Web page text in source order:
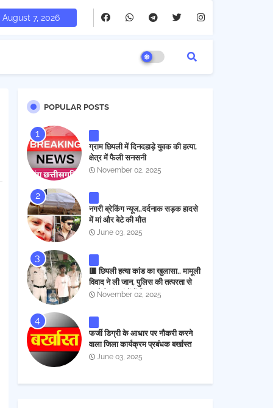
August 7, 2026
POPULAR POSTS
ग्राम छिपली में दिनदहाड़े युवक की हत्या,
क्षेत्र में फैली सनसनी
November 02, 2025
नगरी ब्रेकिंग न्यूज..दर्दनाक सड़क हादसे
में मां और बेटे की मौत
June 03, 2025
🟥 छिपली हत्या कांड का खुलासा.. मामूली
विवाद ने ली जान, पुलिस की तत्परता से
आरोपी चंद घंटों में गिरफ्तार
November 02, 2025
फर्जी डिग्री के आधार पर नौकरी करने
वाला जिला कार्यक्रम प्रबंधक बर्खास्त
June 03, 2025